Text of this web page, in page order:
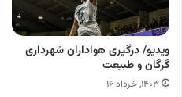
ویدیو/ درگیری هواداران شهرداری
گرگان و طبیعت
۱۴۰۳, خرداد ۱۶